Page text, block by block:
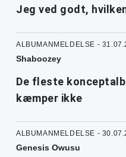
Jeg ved godt,
ALBUMANMELDELSE -
Shaboozey
De fleste
kæmper ikke
ALBUMANMELDELSE -
Genesis Owusu